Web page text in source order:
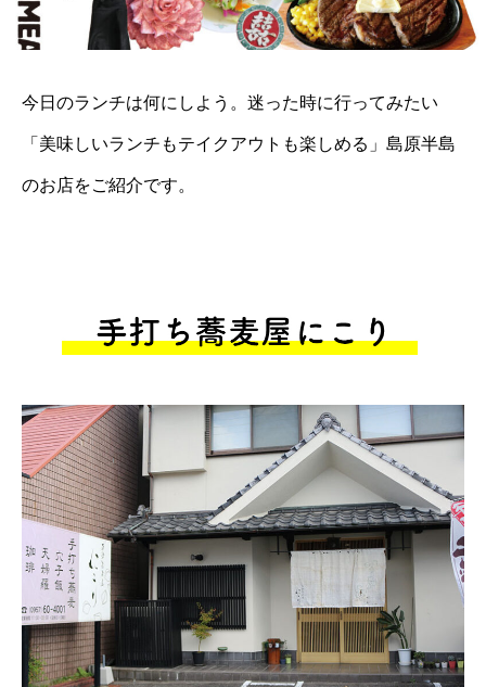
今日のランチは何にしよう。迷った時に行ってみたい
「美味しいランチもテイクアウトも楽しめる」島原半島
のお店をご紹介です。